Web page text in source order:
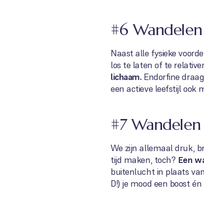
#6
Naast alle fysieke
los te laten of te
lichaam.Endorfine
een actieve leefstijl ook
#7
We zijn allemaal druk,
tijd maken, toch? Een
buitenlucht in plaats
D!) je mood een boost